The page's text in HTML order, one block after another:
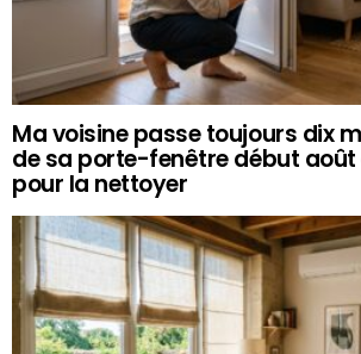
Ma voisine passe toujours dix
de sa porte-fenêtre début août
pour la nettoyer